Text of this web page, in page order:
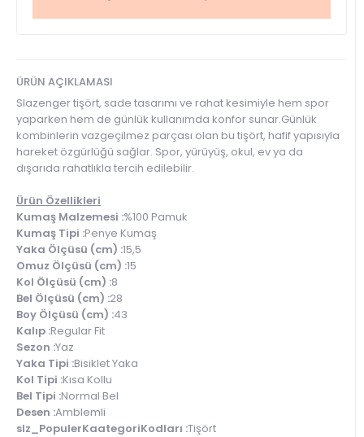
ÜRÜN AÇIKLAMASI
Slazenger tişört, sade tasarımı ve rahat kesimiyle hem spor
yaparken hem de günlük kullanımda konfor sunar.Günlük
kombinlerin vazgeçilmez parçası olan bu tişört, hafif yapısıyla
hareket özgürlüğü sağlar. Spor, yürüyüş, okul, ev ya da
dışarıda rahatlıkla tercih edilebilir.
Ürün Özellikleri
Kumaş Malzemesi :%100 Pamuk
Kumaş Tipi :Penye Kumaş
Yaka Ölçüsü (cm) :15,5
Omuz Ölçüsü (cm) :15
Kol Ölçüsü (cm) :8
Bel Ölçüsü (cm) :28
Boy Ölçüsü (cm) :43
Kalıp :Regular Fit
Sezon :Yaz
Yaka Tipi :Bisiklet Yaka
Kol Tipi :Kısa Kollu
Bel Tipi :Normal Bel
Desen :Amblemli
slz_PopulerKaategoriKodları :Tişört